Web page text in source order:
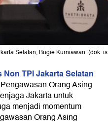
Selatan, Bugie Kurniawan. (dok.
TPI Jakarta Selatan
Orang Asing
Jakarta untuk
menjadi momentum
Orang Asing